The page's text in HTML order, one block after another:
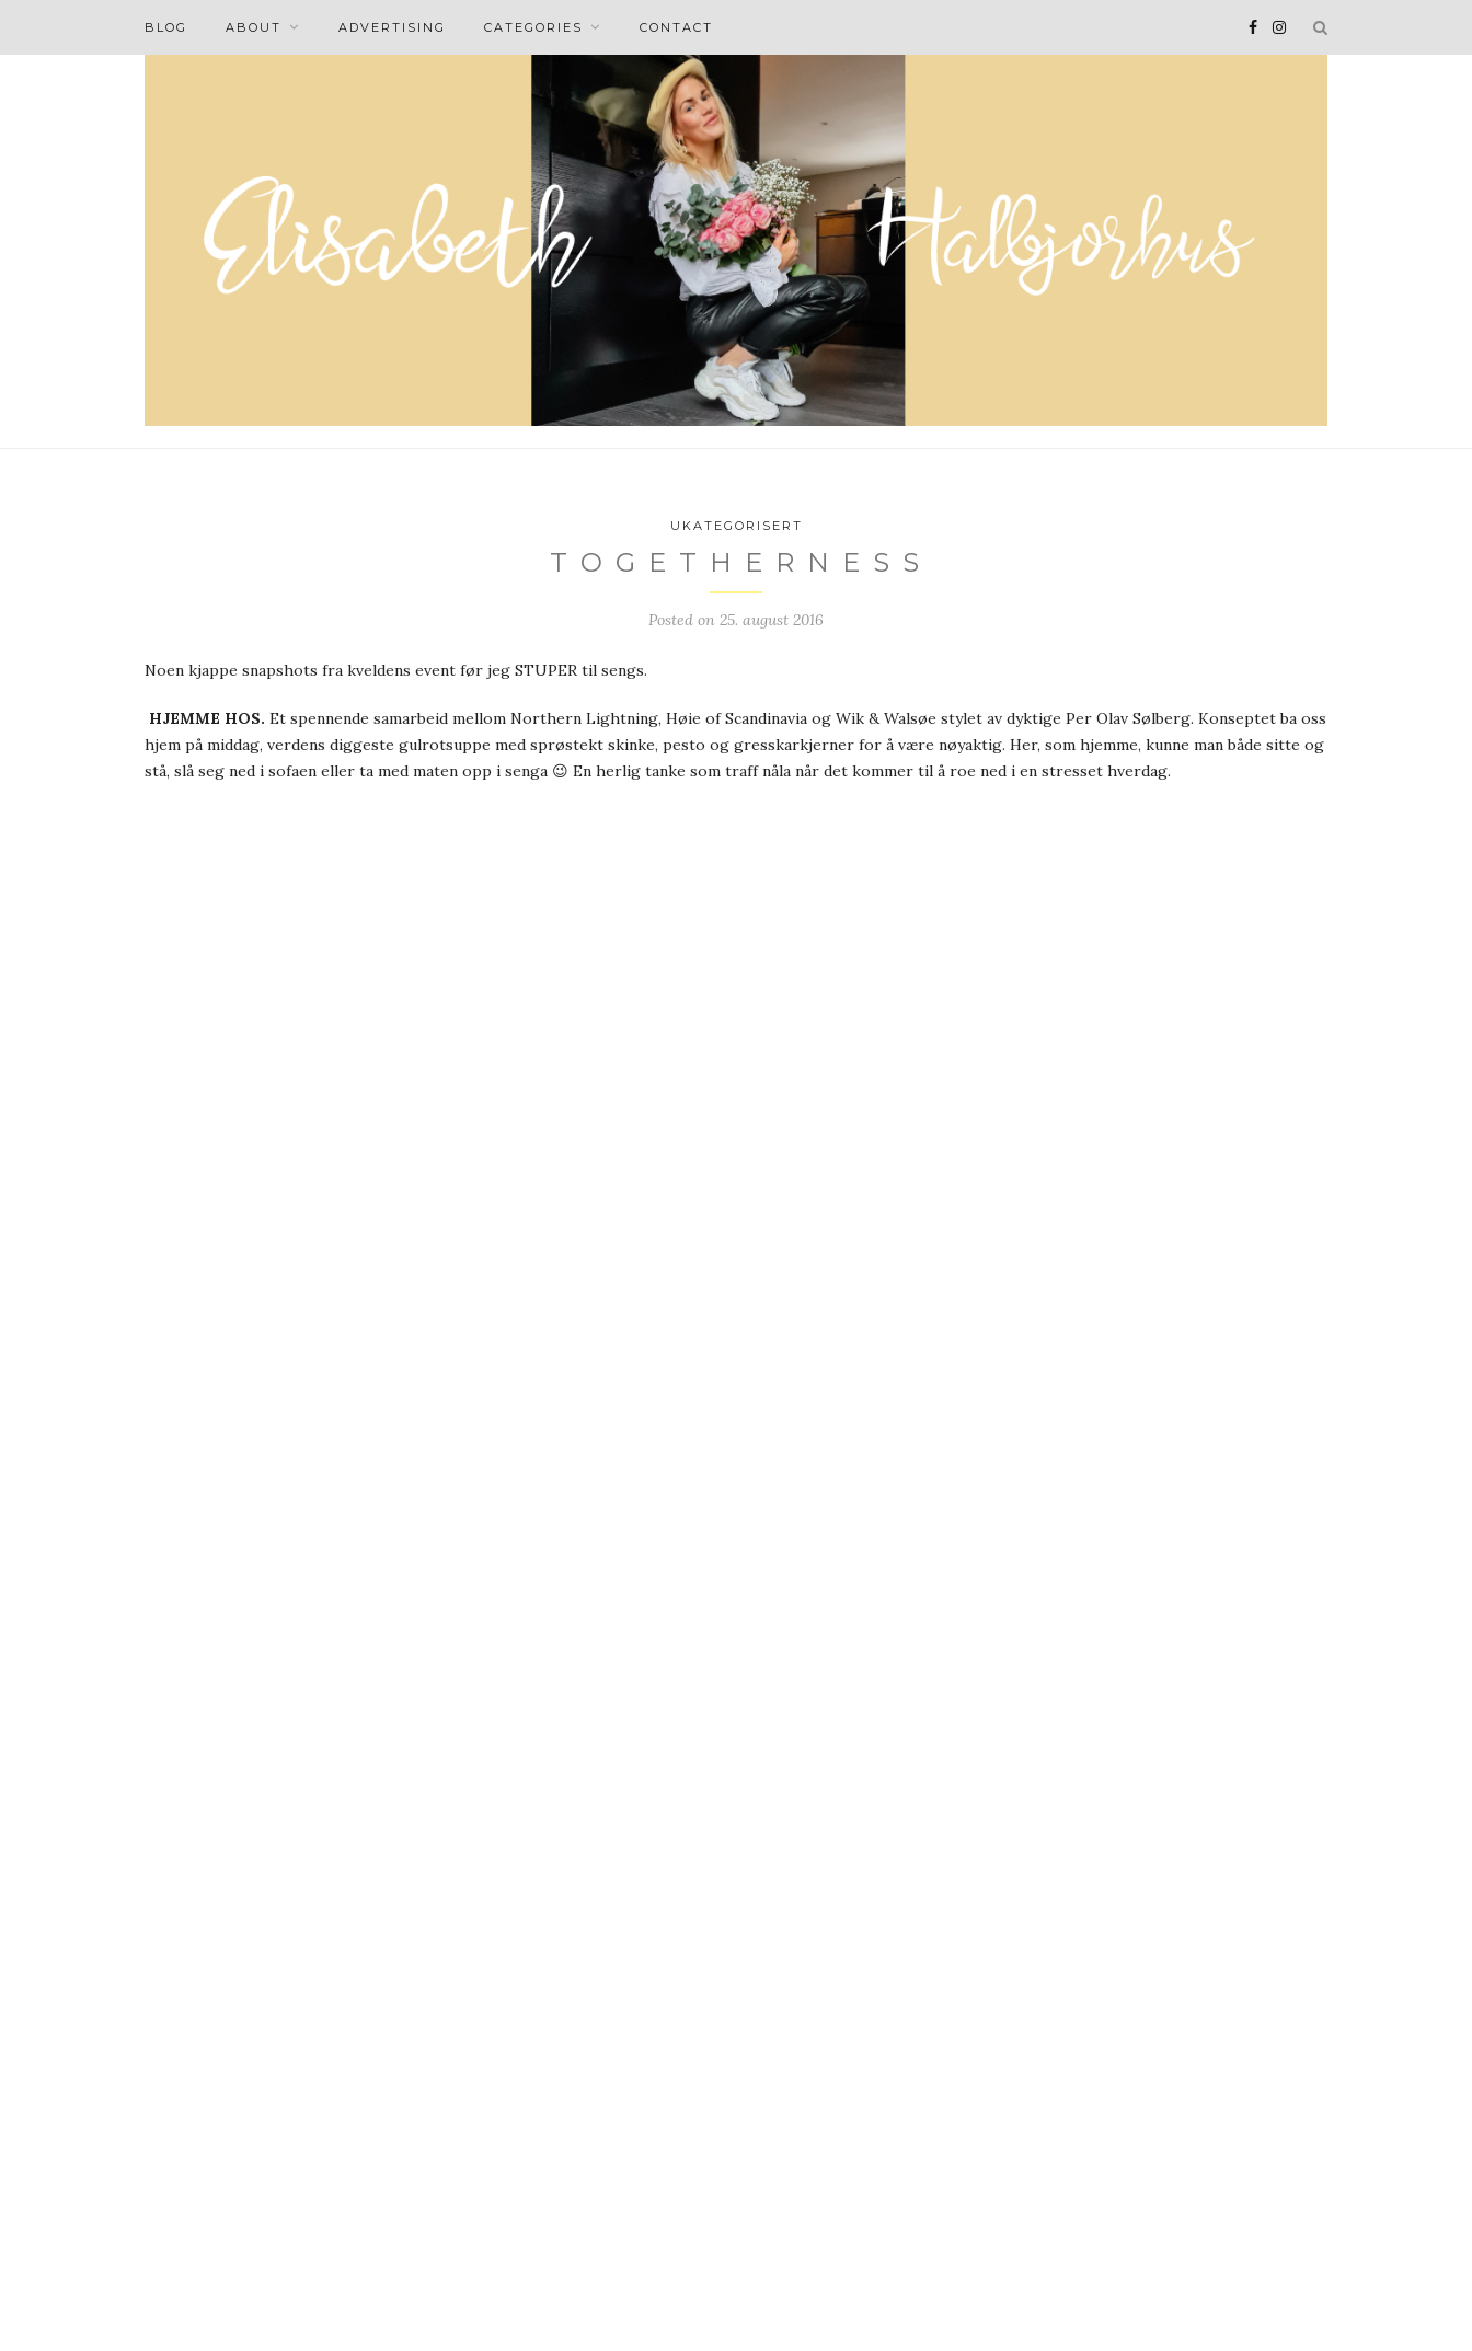
BLOG ABOUT ADVERTISING CATEGORIES CONTACT
UKATEGORISERT
T O G E T H E R N E S S
Posted on 25. august 2016
Noen kjappe snapshots fra kveldens event før jeg STUPER til sengs.
HJEMME HOS. Et spennende samarbeid mellom Northern Lightning, Høie of Scandinavia og Wik & Walsøe stylet av dyktige Per Olav Sølberg. Konseptet ba oss
hjem på middag, verdens diggeste gulrotsuppe med sprøstekt skinke, pesto og gresskarkjerner for å være nøyaktig. Her, som hjemme, kunne man både sitte og
stå, slå seg ned i sofaen eller ta med maten opp i senga 😉 En herlig tanke som traff nåla når det kommer til å roe ned i en stresset hverdag.